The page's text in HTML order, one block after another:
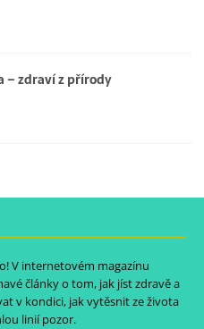
– zdraví z přírody
V internetovém magazínu
články o tom, jak jíst zdravě a
v kondici, jak vytěsnit ze života
linií pozor.